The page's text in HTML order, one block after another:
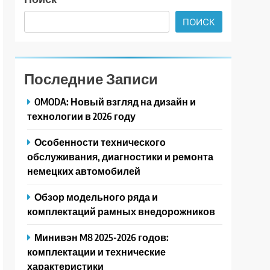
ПОИСК
Последние Записи
OMODA: Новый взгляд на дизайн и
технологии в 2026 году
Особенности технического
обслуживания, диагностики и ремонта
немецких автомобилей
Обзор модельного ряда и
комплектаций рамных внедорожников
Минивэн M8 2025-2026 годов:
комплектации и технические
характеристики